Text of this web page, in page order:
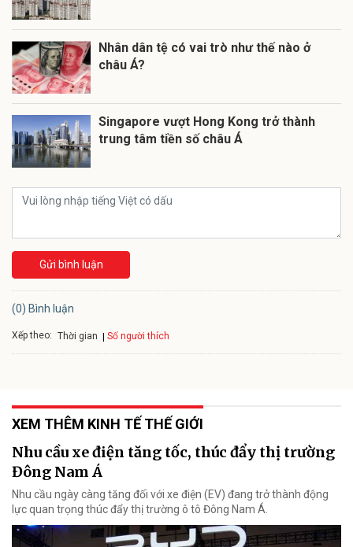
Nhân dân tệ có vai trò như thế nào ở
châu Á?
Singapore vượt Hong Kong trở thành
trung tâm tiền số châu Á
Gửi bình luận
(0) Bình luận
Xếp theo: Thời gian Số người thích
XEM THÊM KINH TẾ THẾ GIỚI
Nhu cầu xe điện tăng tốc, thúc đẩy thị trường
Đông Nam Á
Nhu cầu ngày càng tăng đối với xe điện (EV) đang trở thành động
lực quan trọng thúc đẩy thị trường ô tô Đông Nam Á.